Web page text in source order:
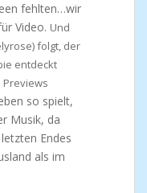
fehlten…wir
Video. Und
folgt, der
entdeckt
so spielt,
Musik, da
Endes
als im